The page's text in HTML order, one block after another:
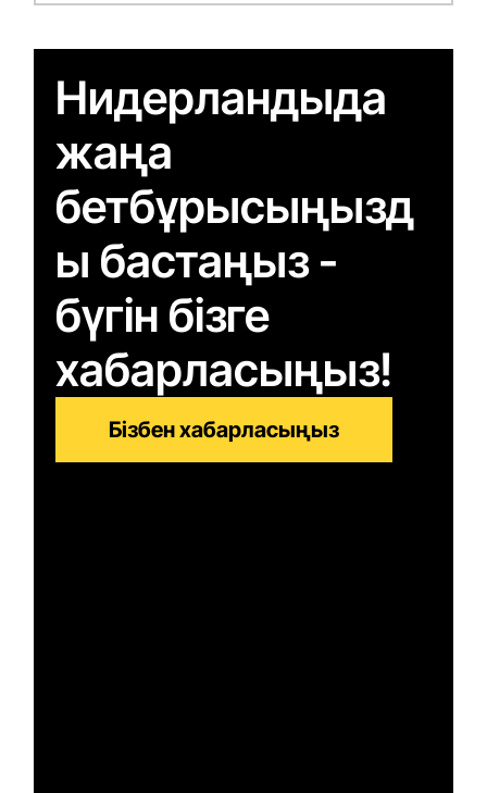
Нидерландыда
жаңа
бетбұрысыңызд
ы бастаңыз -
бүгін бізге
хабарласыңыз!
Бізбен хабарласыңыз